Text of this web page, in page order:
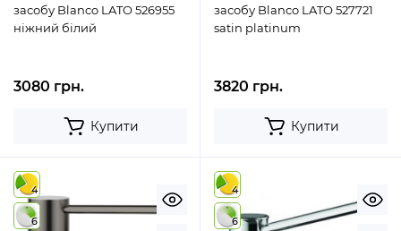
засобу Blanco LATO 526955
ніжний білий
3080 грн.
Купити
засобу Blanco LATO 527721
satin platinum
3820 грн.
Купити
4
6
4
6